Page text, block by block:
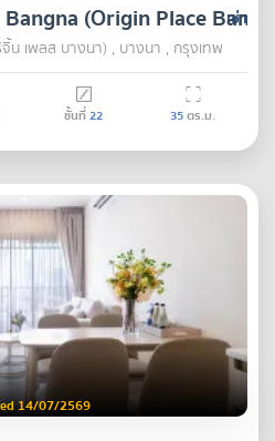
เช่า
(Origin Place
น เพลส บางนา) , บางนา , กรุงเทพ
ชั้นที่22 35ตร.ม.
14/07/2569